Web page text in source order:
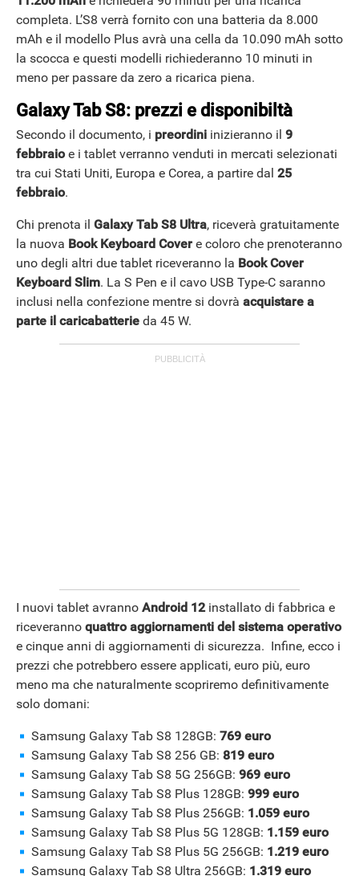
completa. L’S8 verrà fornito con una batteria da 8.000
mAh e il modello Plus avrà una cella da 10.090 mAh sotto
la scocca e questi modelli richiederanno 10 minuti in
meno per passare da zero a ricarica piena.
Galaxy Tab S8: prezzi e disponibiltà
Secondo il documento, i preordini inizieranno il 9
febbraioe i tablet verranno venduti in mercati selezionati
tra cui Stati Uniti, Europa e Corea, a partire dal 25
febbraio.
Chi prenota il Galaxy Tab S8 Ultra, riceverà gratuitamente
la nuova Book Keyboard Cover e coloro che prenoteranno
uno degli altri due tablet riceveranno la Book Cover
Keyboard Slim. La S Pen e il cavo USB Type-C saranno
inclusi nella confezione mentre si dovrà acquistare a
parte il caricabatterie da 45 W.
I nuovi tablet avranno Android 12installato di fabbrica e
riceveranno quattro aggiornamenti del sistema operativo
e cinque anni di aggiornamenti di sicurezza. Infine, ecco i
prezzi che potrebbero essere applicati, euro più, euro
meno ma che naturalmente scopriremo definitivamente
solo domani:
Samsung Galaxy Tab S8 128GB: 769 euro
Samsung Galaxy Tab S8 256 GB: 819 euro
Samsung Galaxy Tab S8 5G 256GB: 969 euro
Samsung Galaxy Tab S8 Plus 128GB: 999 euro
Samsung Galaxy Tab S8 Plus 256GB: 1.059 euro
Samsung Galaxy Tab S8 Plus 5G 128GB: 1.159 euro
Samsung Galaxy Tab S8 Plus 5G 256GB: 1.219 euro
Samsung Galaxy Tab S8 Ultra 256GB: 1.319 euro